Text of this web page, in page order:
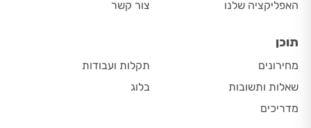
האפליקציה שלנו
צור קשר
תוכן
מחירונים
שאלות ותשובות
מדריכים
תקלות ועבודות
בלוג